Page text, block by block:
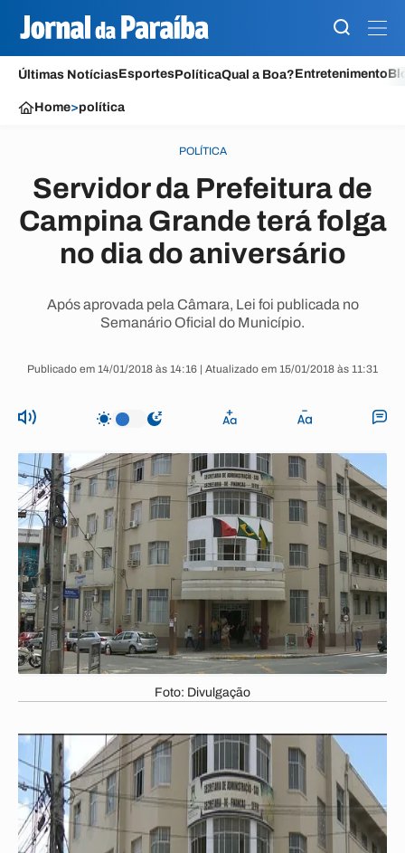
Últimas NotíciasEsportesPolíticaQual a Boa?Entretenimento
Home>política
POLÍTICA
Servidor da Prefeitura de
Campina Grande terá folga
no dia do aniversário
Após aprovada pela Câmara, Lei foi publicada no
Semanário Oficial do Município.
Publicado em 14/01/2018 às 14:16 | Atualizado em 15/01/2018 às 11:31
Foto: Divulgação